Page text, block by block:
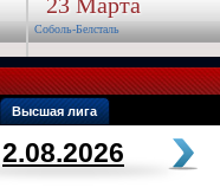
Соболь-Белсталь
Высшая лига
2.08.2026